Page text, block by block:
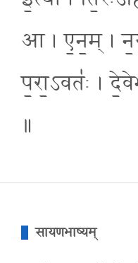
आ । ए॒न॒म् ।
प॒रा॒ऽवतः॑ ।
॥
सायणभाष्यम्